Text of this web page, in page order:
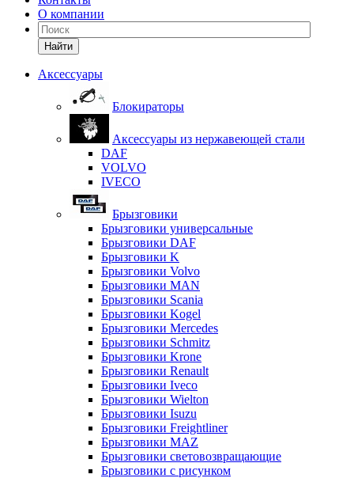
О компании
Найти
Аксессуары
Блокираторы
Аксессуары из нержавеющей стали
DAF
VOLVO
IVECO
Брызговики
Брызговики универсальные
Брызговики DAF
Брызговики K
Брызговики Volvo
Брызговики MAN
Брызговики Scania
Брызговики Kogel
Брызговики Mercedes
Брызговики Schmitz
Брызговики Krone
Брызговики Renault
Брызговики Iveco
Брызговики Wielton
Брызговики Isuzu
Брызговики Freightliner
Брызговики MAZ
Брызговики световозвращающие
Брызговики с рисунком